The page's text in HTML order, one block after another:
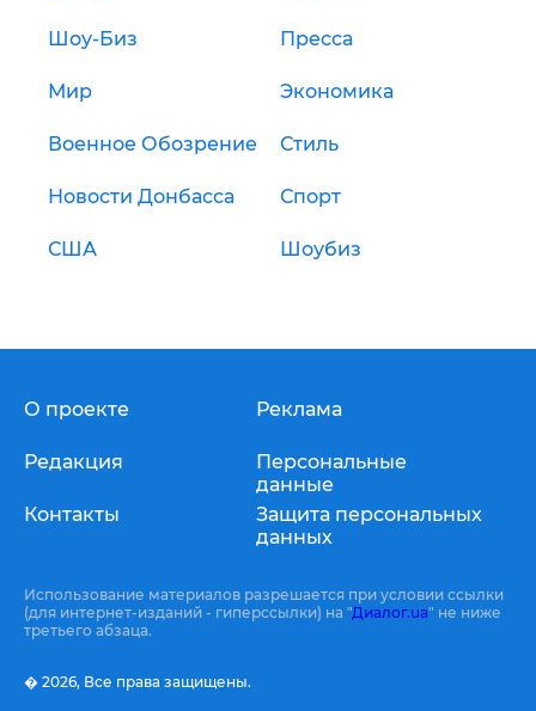
Шоу-Биз Пресса
Мир Экономика
Военное Обозрение Стиль
Новости Донбасса Спорт
США Шоубиз
О проекте
Редакция
Контакты
Реклама
Персональные
данные
Защита персональных
данных
Использование материалов разрешается при условии ссылки
(для интернет-изданий - гиперссылки) на "Диалог.ua" не ниже
третьего абзаца.
� 2026, Все права защищены.